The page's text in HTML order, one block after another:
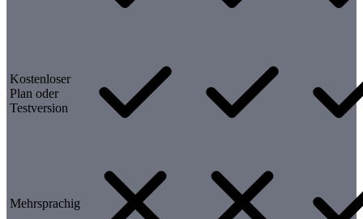
Kostenloser
Plan oder
Testversion
Mehrsprachig